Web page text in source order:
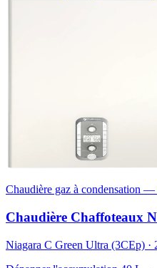
Chaudière gaz à condensation
Chaudière Chaffoteaux
Niagara C Green Ultra (3CEp) ·